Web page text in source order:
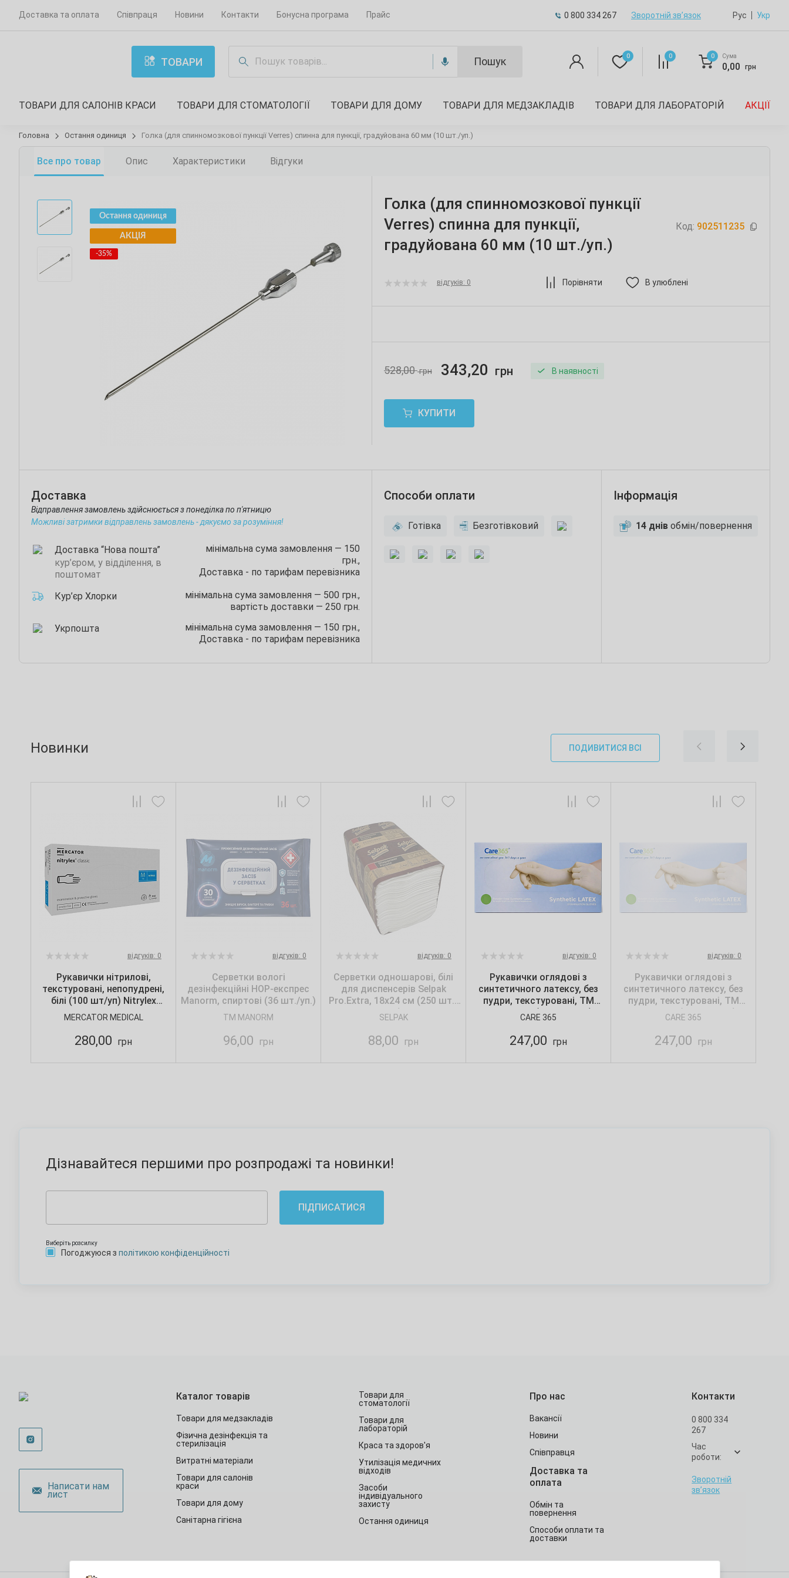
Доставка та оплата Співпраця Новини Контакти Бонусна програма Прайс 0 800 334 267 Зворотній зв’язок Рус Укр
ТОВАРИ Пошук 0 0 0 Сума
0,00 грн
ТОВАРИ ДЛЯ САЛОНІВ КРАСИ ТОВАРИ ДЛЯ СТОМАТОЛОГІЇ ТОВАРИ ДЛЯ ДОМУ ТОВАРИ ДЛЯ МЕДЗАКЛАДІВ ТОВАРИ ДЛЯ ЛАБОРАТОРІЙ АКЦІЇ
Головна Остання одиниця Голка (для спинномозкової пункції Verres) спинна для пункції, градуйована 60 мм (10 шт./уп.)
Все про товар Опис Характеристики Відгуки
Остання одиниця
АКЦІЯ
-35%
Голка (для спинномозкової пункції
Verres) спинна для пункції,
градуйована 60 мм (10 шт./уп.)
Код: 902511235
відгуків: 0 Порівняти В улюблені
528,00грн 343,20 грн В наявності
КУПИТИ
Доставка
Відправлення замовлень здійснюється з понеділка по п'ятницю
Можливі затримки відправлень замовлень - дякуємо за розуміння!
Доставка “Нова пошта”
кур’єром, у відділення, в
поштомат
мінімальна сума замовлення — 150
грн.,
Доставка - по тарифам перевізника
Кур’єр Хлорки
мінімальна сума замовлення — 500 грн.,
вартість доставки — 250 грн.
Укрпошта
мінімальна сума замовлення — 150 грн.,
Доставка - по тарифам перевізника
Способи оплати
Готівка Безготівковий
Інформація
14 днів обмін/повернення
Новинки ПОДИВИТИСЯ ВСІ
відгуків: 0
Рукавички нітрилові,
текстуровані, непопудрені,
білі (100 шт/уп) Nitrylex
CLASSIC, Mercator, р. S
MERCATOR MEDICAL
280,00 грн
відгуків: 0
Серветки вологі
дезінфекційні НОР-експрес
Manorm, спиртові (36 шт./уп.)
TM MANORM
96,00 грн
відгуків: 0
Серветки одношарові, білі
для диспенсерів Selpak
Pro.Extra, 18х24 см (250 шт./
уп.)
SELPAK
88,00 грн
відгуків: 0
Рукавички оглядові з
синтетичного латексу, без
пудри, текстуровані, ТМ
Care365, М (100 шт./уп.)
CARE 365
247,00 грн
відгуків: 0
Рукавички оглядові з
синтетичного латексу, без
пудри, текстуровані, ТМ
Care365, S (100 шт./уп.)
CARE 365
247,00 грн
Дізнавайтеся першими про розпродажі та новинки!
ПІДПИСАТИСЯ
Виберіть розсилку
Погоджуюся з політикою конфіденційності
Написати нам
лист
Каталог товарів
Товари для медзакладів
Фізична дезінфекція та
стерилізація
Витратні матеріали
Товари для салонів
краси
Товари для дому
Санітарна гігієна
Товари для
стоматології
Товари для
лабораторій
Краса та здоров'я
Утилізація медичних
відходів
Засоби
індивідуального
захисту
Остання одиниця
Про нас
Вакансії
Новини
Співправця
Доставка та
оплата
Обмін та
повернення
Способи оплати та
доставки
Контакти
0 800 334
267
Час
роботи:
Зворотній
зв’язок